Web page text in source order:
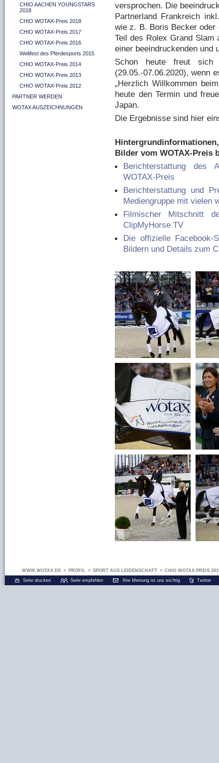
CHIO AACHEN YOUNGSTARS
2018
CHIO WOTAX-Preis 2018
CHIO WOTAX-Preis 2017
CHIO WOTAX-Preis 2016
Weltfest des Pferdesports 2015
CHIO WOTAX-Preis 2014
CHIO WOTAX-Preis 2013
CHIO WOTAX-Preis 2012
PARTNER WERDEN
WOTAX AUSZEICHNUNGEN
versprochen. Die
Partnerland Frankreich
wie z. B. Boris Becker oder
Teil des Rolex Grand Slam
einer beeindruckenden und
Schon heute freut
(29.05.-07.06.2020), wenn
„Herzlich Willkommen
heute den Termin und
Japan.
Die Ergebnisse sind hier
Bilder vom WOTAX-Preis
Berichterstattung des
WOTAX-Preis
Berichterstattung und
Mediengruppe mit vielen
Filmischer Mitschnitt
ClipMyHorse TV
Die offizielle Facebook-
Bildern und Details zum
WWW.WOTAX.DE > PROFIL > SPORT AUS LEIDENSCHAFT > CHIO WOTAX-PREIS
Seite drucken
Seite empfehlen Ihre Meinung ist uns wichtig Twitter